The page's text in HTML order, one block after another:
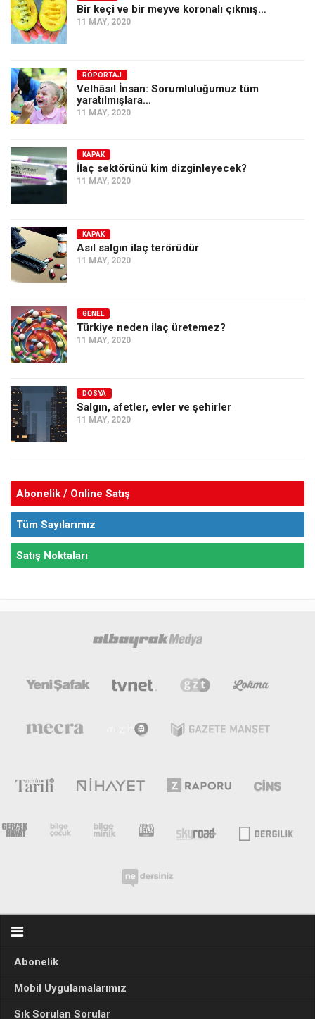
Asya
Amerika
Avustralya
Tarih
Düşünce
Dosyalar
Bir keçi ve bir meyve koronalı çıkmış…
11 MAY, 2020
RÖPORTAJ
Velhâsıl İnsan: Sorumluluğumuz tüm
yaratılmışlara…
11 MAY, 2020
KAPAK
İlaç sektörünü kim dizginleyecek?
11 MAY, 2020
KAPAK
Asıl salgın ilaç terörüdür
11 MAY, 2020
GENEL
Türkiye neden ilaç üretemez?
11 MAY, 2020
DOSYA
Salgın, afetler, evler ve şehirler
11 MAY, 2020
Abonelik / Online Satış
Tüm Sayılarımız
Satış Noktaları
Abonelik
Mobil Uygulamalarımız
Sık Sorulan Sorular